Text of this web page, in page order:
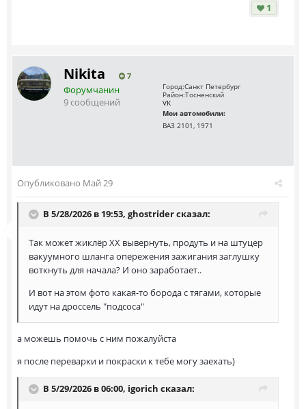
1
Nikita 7
Форумчанин
9 сообщений
Город:Санкт Петербург
Район:Тосненский
VK
Мои автомобили:
ВАЗ 2101, 1971
Опубликовано Май 29
В 5/28/2026 в 19:53, ghostriderсказал:
Так может жиклёр ХХ вывернуть, продуть и на штуцер
вакуумного шланга опережения зажигания заглушку
воткнуть для начала? И оно заработает..
И вот на этом фото какая-то борода с тягами, которые
идут на дроссель "подсоса"
а можешь помочь с ним пожалуйста
я после переварки и покраски к тебе могу заехать)
В 5/29/2026 в 06:00, igorich сказал: